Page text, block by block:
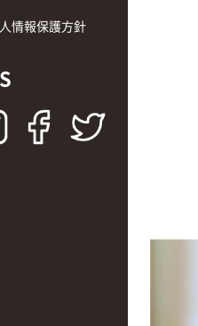
情報保護方針